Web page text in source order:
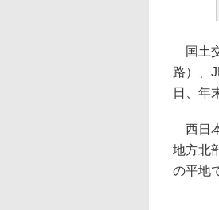
国土
路）、
日、年
西日
地方北
の平地